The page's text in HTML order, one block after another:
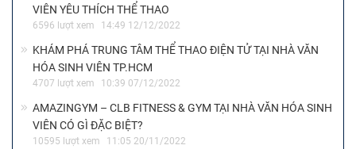
VIÊN YÊU THÍCH THỂ THAO
6596 lượt xem 14:49 12/12/2022
KHÁM PHÁ TRUNG TÂM THỂ THAO ĐIỆN TỬ TẠI NHÀ VĂN
HÓA SINH VIÊN TP.HCM
4707 lượt xem 10:39 07/12/2022
AMAZINGYM – CLB FITNESS & GYM TẠI NHÀ VĂN HÓA SINH
VIÊN CÓ GÌ ĐẶC BIỆT?
10595 lượt xem 11:05 20/11/2022